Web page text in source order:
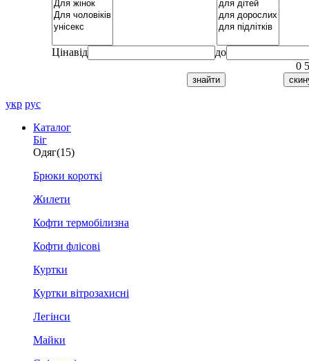
Цінавід
до
0
укр рус
Каталог
Біг
Одяг(15)
Брюки короткі
Жилети
Кофти термобілизна
Кофти флісові
Куртки
Куртки вітрозахисні
Легінси
Майки